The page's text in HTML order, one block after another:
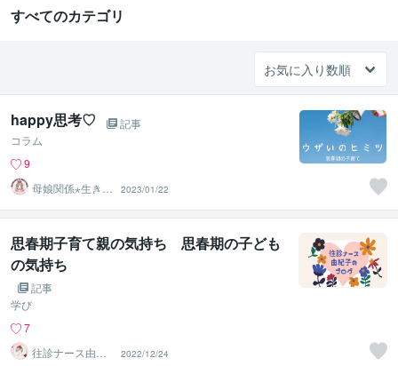
すべてのカテゴリ
happy思考♡
記事
コラム
9
母娘関係⋆生きづ
らさ軽く܀ꕤ܀の
すけママ
2023/01/22
思春期子育て親の気持ち 思春期の子ども
の気持ち
記事
学び
7
往診ナース由紀
子＠人間関係分
2022/12/24